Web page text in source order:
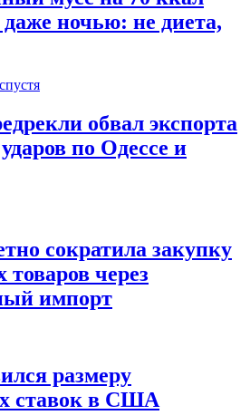
ночью: не диета,
обвал экспорта
по Одессе и
сократила закупку
через
импорт
размеру
ставок в США